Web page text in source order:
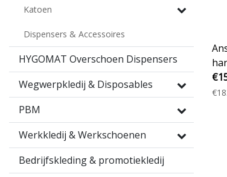
Katoen
Dispensers & Accessoires
HYGOMAT Overschoen Dispensers
Wegwerpkledij & Disposables
PBM
Werkkledij & Werkschoenen
Bedrijfskleding & promotiekledij